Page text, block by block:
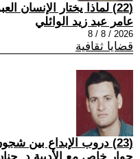
(22) لماذا يختار الإنسان العبودية؟
عامر عبد زيد الوائلي
2026 / 8 / 8
قضايا ثقافية
(23) دروب الإبداع بين